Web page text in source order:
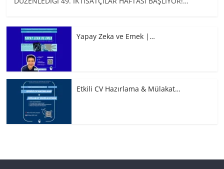
Yapay Zeka ve Emek |…
Etkili CV Hazırlama & Mülakat…